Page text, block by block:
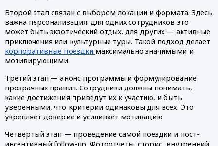
Второй этап связан с выбором локации и формата. Здесь
важна персонализация: для одних сотрудников это
может быть экзотический отдых, для других — активные
приключения или культурные туры. Такой подход делает
корпоративные поездки максимально значимыми и
мотивирующими.
Третий этап — анонс программы и формулирование
прозрачных правил. Сотрудники должны понимать,
какие достижения приведут их к участию, и быть
уверенными, что критерии одинаковы для всех. Это
укрепляет доверие и усиливает мотивацию.
Четвёртый этап — проведение самой поездки и пост-
инсентивный follow-up. Фотоотчёты, сторис, внутренний